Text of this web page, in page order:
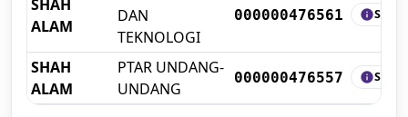
SHAH
ALAM
DAN
TEKNOLOGI
000000476561 infoSHELF
SHAH
ALAM
PTAR UNDANG-
UNDANG
000000476557 infoSHELF